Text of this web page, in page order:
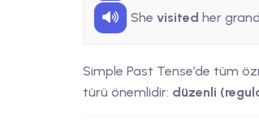
She visited her
Simple Past Tense’de tüm
türü önemlidir: düzenli